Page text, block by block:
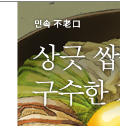
박물관에서는
민속이야기
민속 인사이드